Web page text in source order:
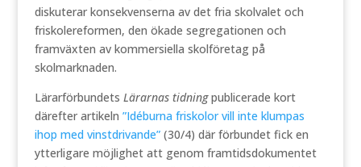
diskuterar konsekvenserna av det fria skolvalet och
friskolereformen, den ökade segregationen och
framväxten av kommersiella skolföretag på
skolmarknaden.
Lärarförbundets Lärarnas tidningpublicerade kort
därefter artikeln ”Idéburna friskolor vill inte klumpas
ihop med vinstdrivande”(30/4) där förbundet fick en
ytterligare möjlighet att genom framtidsdokumentet